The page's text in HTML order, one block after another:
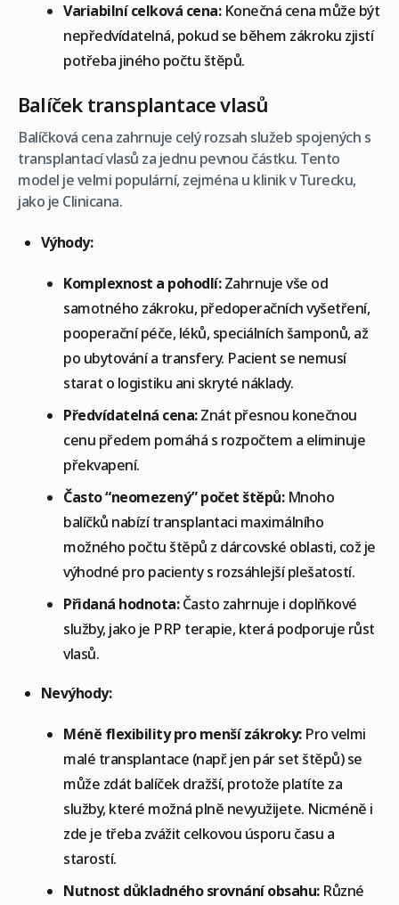
Variabilní celková cena:Konečná cena může být
nepředvídatelná, pokud se během zákroku zjistí
potřeba jiného počtu štěpů.
Balíček transplantace vlasů
Balíčková cena zahrnuje celý rozsah služeb spojených s
transplantací vlasů za jednu pevnou částku. Tento
model je velmi populární, zejména u klinik v Turecku,
jako je Clinicana.
Výhody:
Komplexnost a pohodlí:Zahrnuje vše od
samotného zákroku, předoperačních vyšetření,
pooperační péče, léků, speciálních šamponů, až
po ubytování a transfery. Pacient se nemusí
starat o logistiku ani skryté náklady.
Předvídatelná cena:Znát přesnou konečnou
cenu předem pomáhá s rozpočtem a eliminuje
překvapení.
Často “neomezený” počet štěpů:Mnoho
balíčků nabízí transplantaci maximálního
možného počtu štěpů z dárcovské oblasti, což je
výhodné pro pacienty s rozsáhlejší plešatostí.
Přidaná hodnota:Často zahrnuje i doplňkové
služby, jako je PRP terapie, která podporuje růst
vlasů.
Nevýhody:
Méně flexibility pro menší zákroky:Pro velmi
malé transplantace (např. jen pár set štěpů) se
může zdát balíček dražší, protože platíte za
služby, které možná plně nevyužijete. Nicméně i
zde je třeba zvážit celkovou úsporu času a
starostí.
Nutnost důkladného srovnání obsahu:Různé